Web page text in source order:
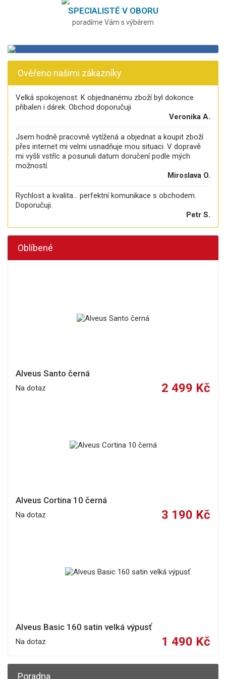
SPECIALISTÉ V OBORU
poradíme Vám s výběrem
Ověřeno našimi zákazníky
Velká spokojenost. K objednanému zboží byl dokonce
přibalen i dárek. Obchod doporučuji
Veronika A.
Jsem hodně pracovně vytížená a objednat a koupit zboží
přes internet mi velmi usnadňuje mou situaci. V dopravě
mi vyšli vstříc a posunuli datum doručení podle mých
možností.
Miroslava O.
Rychlost a kvalita... perfektní komunikace s obchodem.
Doporučuji.
Petr S.
Oblíbené
Alveus Santo černá
Na dotaz 2 499 Kč
Alveus Cortina 10 černá
Na dotaz 3 190 Kč
Alveus Basic 160 satin velká výpusť
Na dotaz 1 490 Kč
Poradna